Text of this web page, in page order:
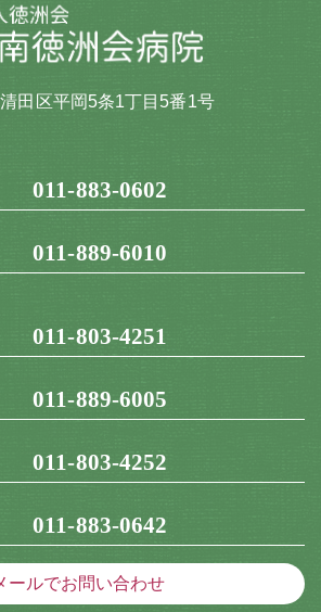
田区平岡5条1丁目5番1号
011-883-0602
011-889-6010
011-803-4251
011-889-6005
011-803-4252
011-883-0642
ールでお問い合わせ